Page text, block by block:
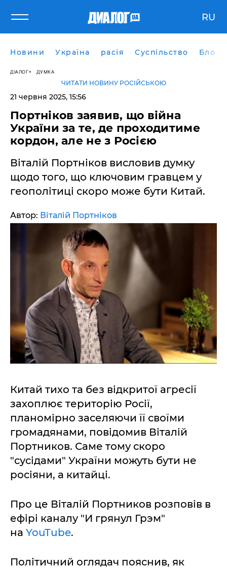
RU
Новини Україна расія Суспільство Блоги
ДІАЛОГ ДУМКА
ЧИТАТИ НОВИНУ РОСІЙСЬКОЮ
21 червня 2025, 15:56
Портніков заявив, що війна
України за те, де проходитиме
кордон, але не з Росією
Віталій Портніков висловив думку
щодо того, що ключовим гравцем у
геополітиці скоро може бути Китай.
Автор: Віталій Портніков
Китай тихо та без відкритої агресії
захоплює територію Росії,
планомірно заселяючи її своїми
громадянами, повідомив Віталій
Портников. Саме тому скоро
"сусідами" України можуть бути не
росіяни, а китайці.
Про це Віталій Портников розповів в
ефірі каналу "И грянул Грэм"
на YouTube.
Політичний оглядач пояснив, як